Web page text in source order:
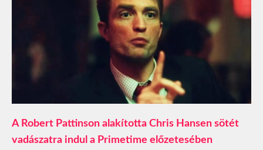
A Robert Pattinson alakította Chris Hansen sötét
vadászatra indul a Primetime előzetesében